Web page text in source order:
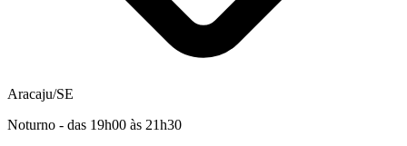
Aracaju/SE
Noturno - das 19h00 às 21h30